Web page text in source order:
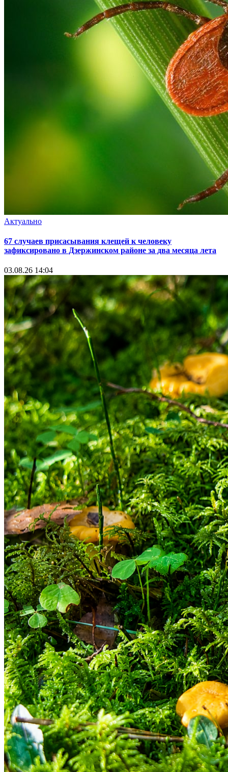
Актуально
67 случаев присасывания клещей к человеку
зафиксировано в Дзержинском районе за два месяца лета
03.08.26 14:04